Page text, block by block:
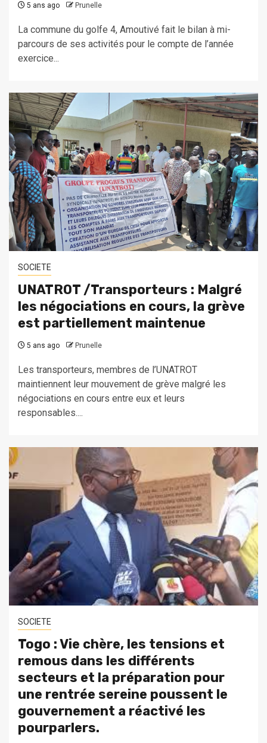
5 ans ago Prunelle
La commune du golfe 4, Amoutivé fait le bilan à mi-
parcours de ses activités pour le compte de l’année
exercice...
SOCIETE
UNATROT /Transporteurs : Malgré
les négociations en cours, la grève
est partiellement maintenue
5 ans ago Prunelle
Les transporteurs, membres de l’UNATROT
maintiennent leur mouvement de grève malgré les
négociations en cours entre eux et leurs
responsables....
SOCIETE
Togo : Vie chère, les tensions et
remous dans les différents
secteurs et la préparation pour
une rentrée sereine poussent le
gouvernement a réactivé les
pourparlers.